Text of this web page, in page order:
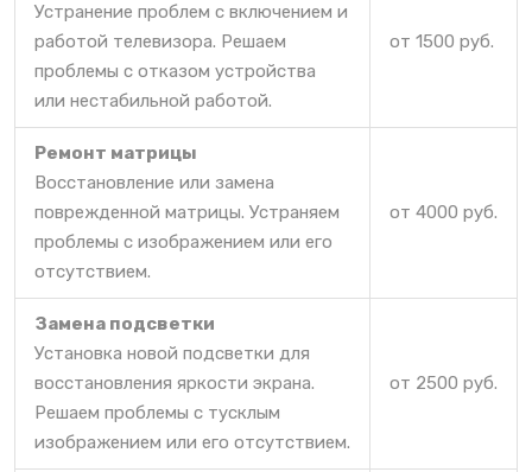
Устранение проблем с включением и
работой телевизора. Решаем
проблемы с отказом устройства
или нестабильной работой.
от 1500 руб.
Ремонт матрицы
Восстановление или замена
поврежденной матрицы. Устраняем
проблемы с изображением или его
отсутствием.
от 4000 руб.
Замена подсветки
Установка новой подсветки для
восстановления яркости экрана.
Решаем проблемы с тусклым
изображением или его отсутствием.
от 2500 руб.